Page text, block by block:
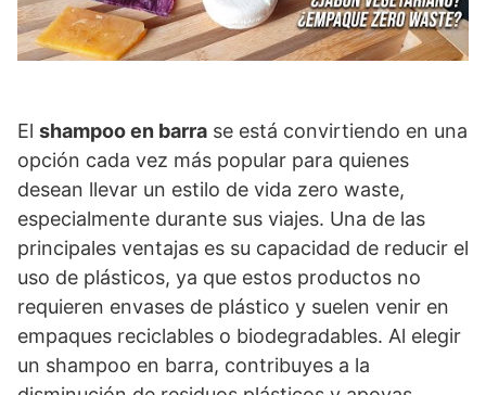
El shampoo en barra se está convirtiendo en una
opción cada vez más popular para quienes
desean llevar un estilo de vida zero waste,
especialmente durante sus viajes. Una de las
principales ventajas es su capacidad de reducir el
uso de plásticos, ya que estos productos no
requieren envases de plástico y suelen venir en
empaques reciclables o biodegradables. Al elegir
un shampoo en barra, contribuyes a la